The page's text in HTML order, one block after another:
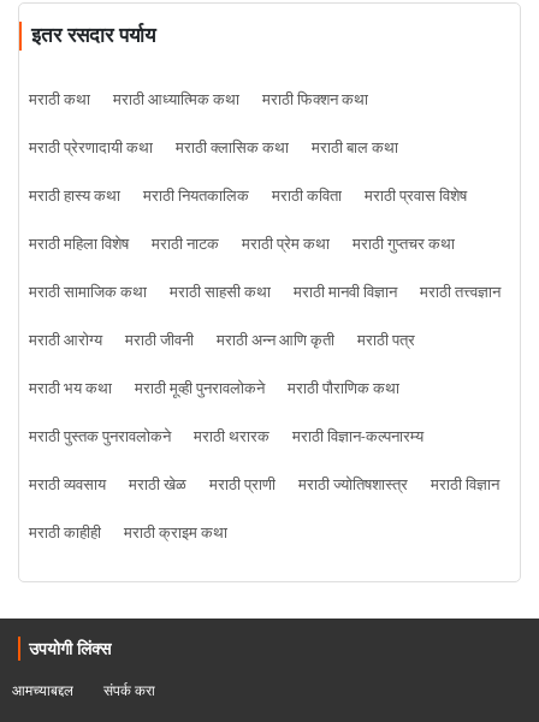
इतर रसदार पर्याय
मराठी कथा मराठी आध्यात्मिक कथा
मराठी फिक्शन कथा
मराठी प्रेरणादायी कथा
मराठी क्लासिक कथा
मराठी बाल कथा
मराठी हास्य कथा
मराठी नियतकालिक मराठी कविता
मराठी प्रवास विशेष
मराठी महिला विशेष
मराठी नाटक मराठी प्रेम कथा
मराठी गुप्तचर कथा
मराठी सामाजिक कथा
मराठी साहसी कथा मराठी मानवी विज्ञान
मराठी तत्त्वज्ञान
मराठी आरोग्य
मराठी जीवनी मराठी अन्न आणि कृती
मराठी पत्र
मराठी भय कथा
मराठी मूव्ही पुनरावलोकने
मराठी पौराणिक कथा
मराठी पुस्तक पुनरावलोकने
मराठी थरारक
मराठी विज्ञान-कल्पनारम्य
मराठी व्यवसाय
मराठी खेळ मराठी प्राणी मराठी ज्योतिषशास्त्र
मराठी विज्ञान
मराठी काहीही
मराठी क्राइम कथा
उपयोगी लिंक्स
आमच्याबद्दल संपर्क करा